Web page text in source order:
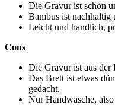
Die Gravur ist schön
Bambus ist nachhaltig
Leicht und handlich,
Cons
Die Gravur ist aus der
Das Brett ist etwas
gedacht.
Nur Handwäsche,